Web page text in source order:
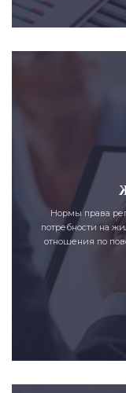
Нормы права
потребности на
отношения по